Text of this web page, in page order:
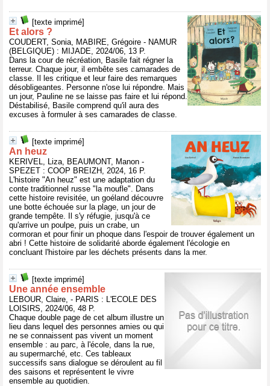
[texte imprimé]
Et alors ?
COUDERT, Sonia, MABIRE, Grégoire - NAMUR
(BELGIQUE) : MIJADE, 2024/06, 13 P.
Dans la cour de récréation, Basile fait régner la
terreur. Chaque jour, il embête ses camarades de
classe. Il les critique et leur faire des remarques
désobligeantes. Personne n'ose lui répondre. Mais
un jour, Pauline ne se laisse pas faire et lui répond.
Déstabilisé, Basile comprend qu'il aura des
excuses à formuler à ses camarades de classe.
[texte imprimé]
An heuz
KERIVEL, Liza, BEAUMONT, Manon -
SPEZET : COOP BREIZH, 2024, 16 P.
L'histoire "An heuz" est une adaptation du
conte traditionnel russe "la moufle". Dans
cette histoire revisitée, un goéland découvre
une botte échouée sur la plage, un jour de
grande tempête. Il s'y réfugie, jusqu'à ce
qu'arrive un poulpe, puis un crabe, un
cormoran et pour finir un phoque dans l'espoir de trouver également un
abri ! Cette histoire de solidarité aborde également l'écologie en
concluant l'histoire par les déchets présents dans la mer.
[texte imprimé]
Une année ensemble
LEBOUR, Claire, - PARIS : L'ECOLE DES
LOISIRS, 2024/06, 48 P.
Chaque double page de cet album illustre un
lieu dans lequel des personnes amies ou qui
ne se connaissent pas vivent un moment
ensemble : au parc, à l'école, dans la rue,
au supermarché, etc. Ces tableaux
successifs sans dialogue se déroulent au fil
des saisons et représentent le vivre
ensemble au quotidien.